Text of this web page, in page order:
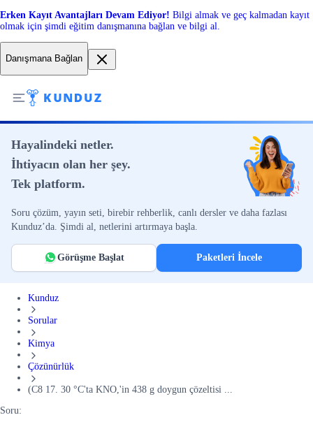
Erken Kayıt Avantajları Devam Ediyor! Bilgi almak ve geç kalmadan kayıt
olmak için şimdi eğitim danışmanına bağlan ve bilgi al.
Danışmana Bağlan
Hayalindeki netler.
İhtiyacın olan her şey.
Tek platform.
Soru çözüm, yayın seti, birebir rehberlik, canlı dersler ve daha fazlası
Kunduz’da. Şimdi al, netlerini artırmaya başla.
Görüşme Başlat Paketleri İncele
Kunduz
Sorular
Kimya
Çözünürlük
(C8 17. 30 °C'ta KNO,'in 438 g doygun çözeltisi ...
Soru: